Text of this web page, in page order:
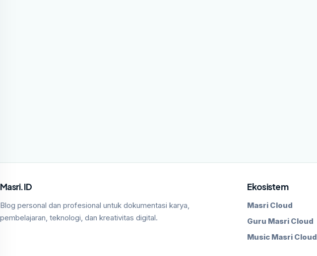
Masri.ID
Blog personal dan profesional untuk dokumentasi karya,
pembelajaran, teknologi, dan kreativitas digital.
Ekosistem
Masri Cloud
Guru Masri Cloud
Music Masri Cloud